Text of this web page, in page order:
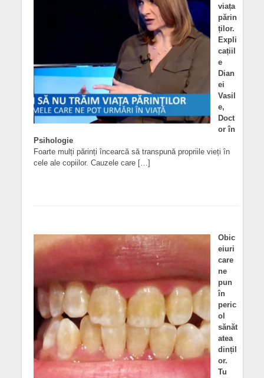
viața
părin
ților.
Expli
cațiil
e
Dian
ei
Vasil
e,
Doct
or în
Psihologie
Foarte mulți părinți încearcă să transpună propriile vieți în
cele ale copiilor. Cauzele care […]
Obic
eiuri
care
ne
pun
în
peric
ol
sănăt
atea
dințil
or.
Tu